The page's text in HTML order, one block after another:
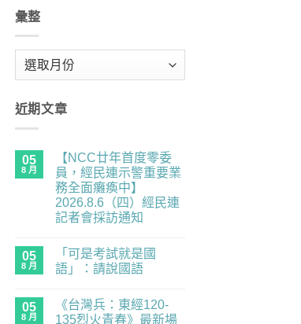
彙整
近期文章
05
8 月
【NCC廿年首度零委
員，經民連示警重要業
務全面癱瘓中】
2026.8.6（四）經民連
記者會採訪通知
年
首
委
員，
言
05
8 月
「可是考試就是國
語」：請說國語
是
考
留
言
05
8 月
《台灣兵：東經120-
135烈火青春》最新場